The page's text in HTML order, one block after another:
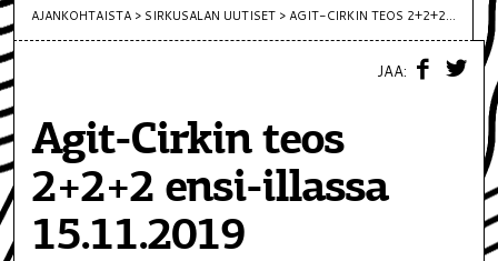
i
s
ä
ö
ö
n
AJANKOHTAISTA > SIRKUSALAN UUTISET >AGIT-CIRKIN TEOS 2+2+2...
Agit-Cirkin teos
2+2+2 ensi-illassa
15.11.2019
JAA:
F
A